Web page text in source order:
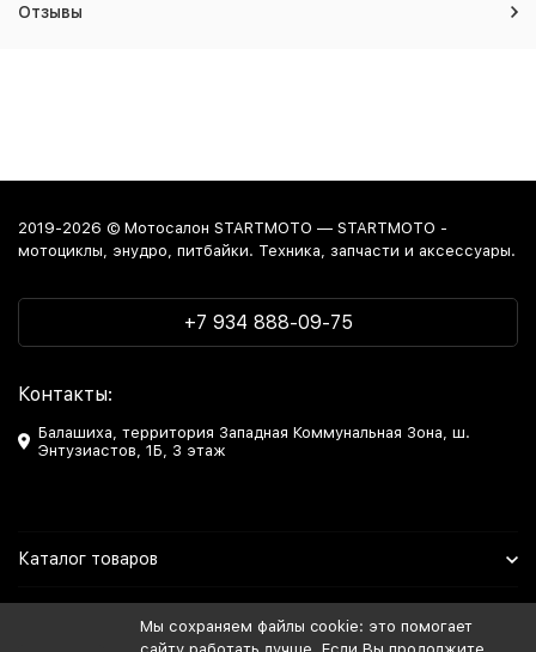
Отзывы
2019-2026 © Мотосалон STARTMOTO — STARTMOTO -
мотоциклы, энудро, питбайки. Техника, запчасти и аксессуары.
+7 934 888-09-75
Контакты:
Балашиха, территория Западная Коммунальная Зона, ш.
Энтузиастов, 1Б, 3 этаж
Каталог товаров
Мы сохраняем файлы cookie: это помогает